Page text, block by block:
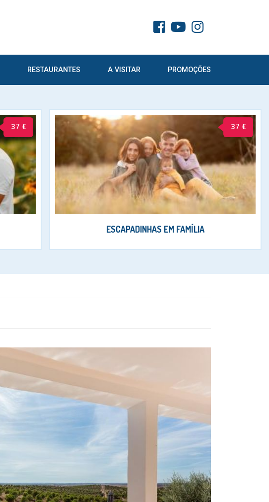
RESTAURANTES A VISITAR PROMOÇÕES
37 € 37 €
ESCAPADINHAS EM FAMÍLIA